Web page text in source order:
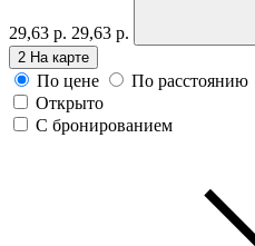
29,63 р. 29,63 р.
2 На карте
По цене
По расстоянию
Открыто
С бронированием